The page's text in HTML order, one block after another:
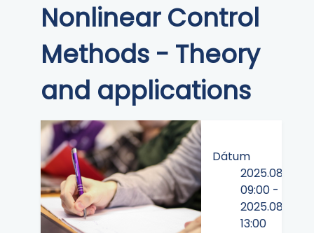
Nonlinear Control
Methods - Theory
and applications
Dátum
2025.08.25
09:00 -
2025.08.29
13:00